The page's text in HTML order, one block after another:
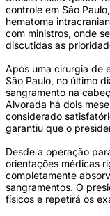
controle em São
hematoma
com ministros, onde
discutidas as
Após uma cirurgia de
São Paulo, no último
sangramento na
Alvorada há dois
considerado
garantiu que o
Desde a operação
orientações médicas
completamente
sangramentos. O
físicos e repetirá os